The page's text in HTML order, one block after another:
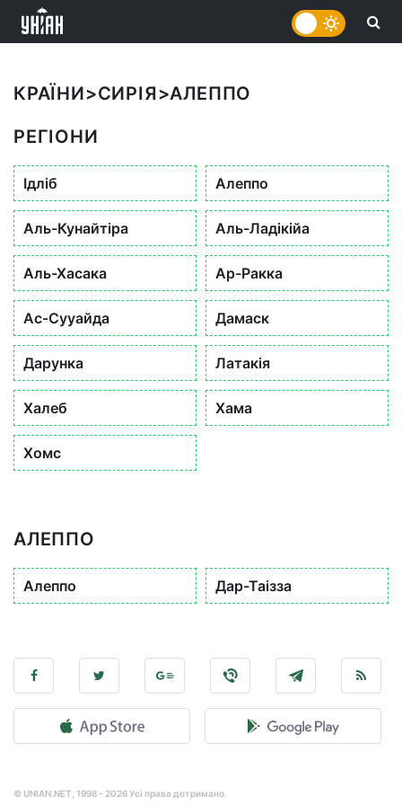
КРАЇНИ>СИРІЯ>АЛЕППО
РЕГІОНИ
Ідліб Алеппо
Аль-Кунайтіра Аль-Ладікійа
Аль-Хасака Ар-Ракка
Ас-Сууайда Дамаск
Дарунка Латакія
Халеб Хама
Хомс
АЛЕППО
Алеппо Дар-Таізза
© UNIAN.NET, 1998 - 2026 Усі права дотримано.